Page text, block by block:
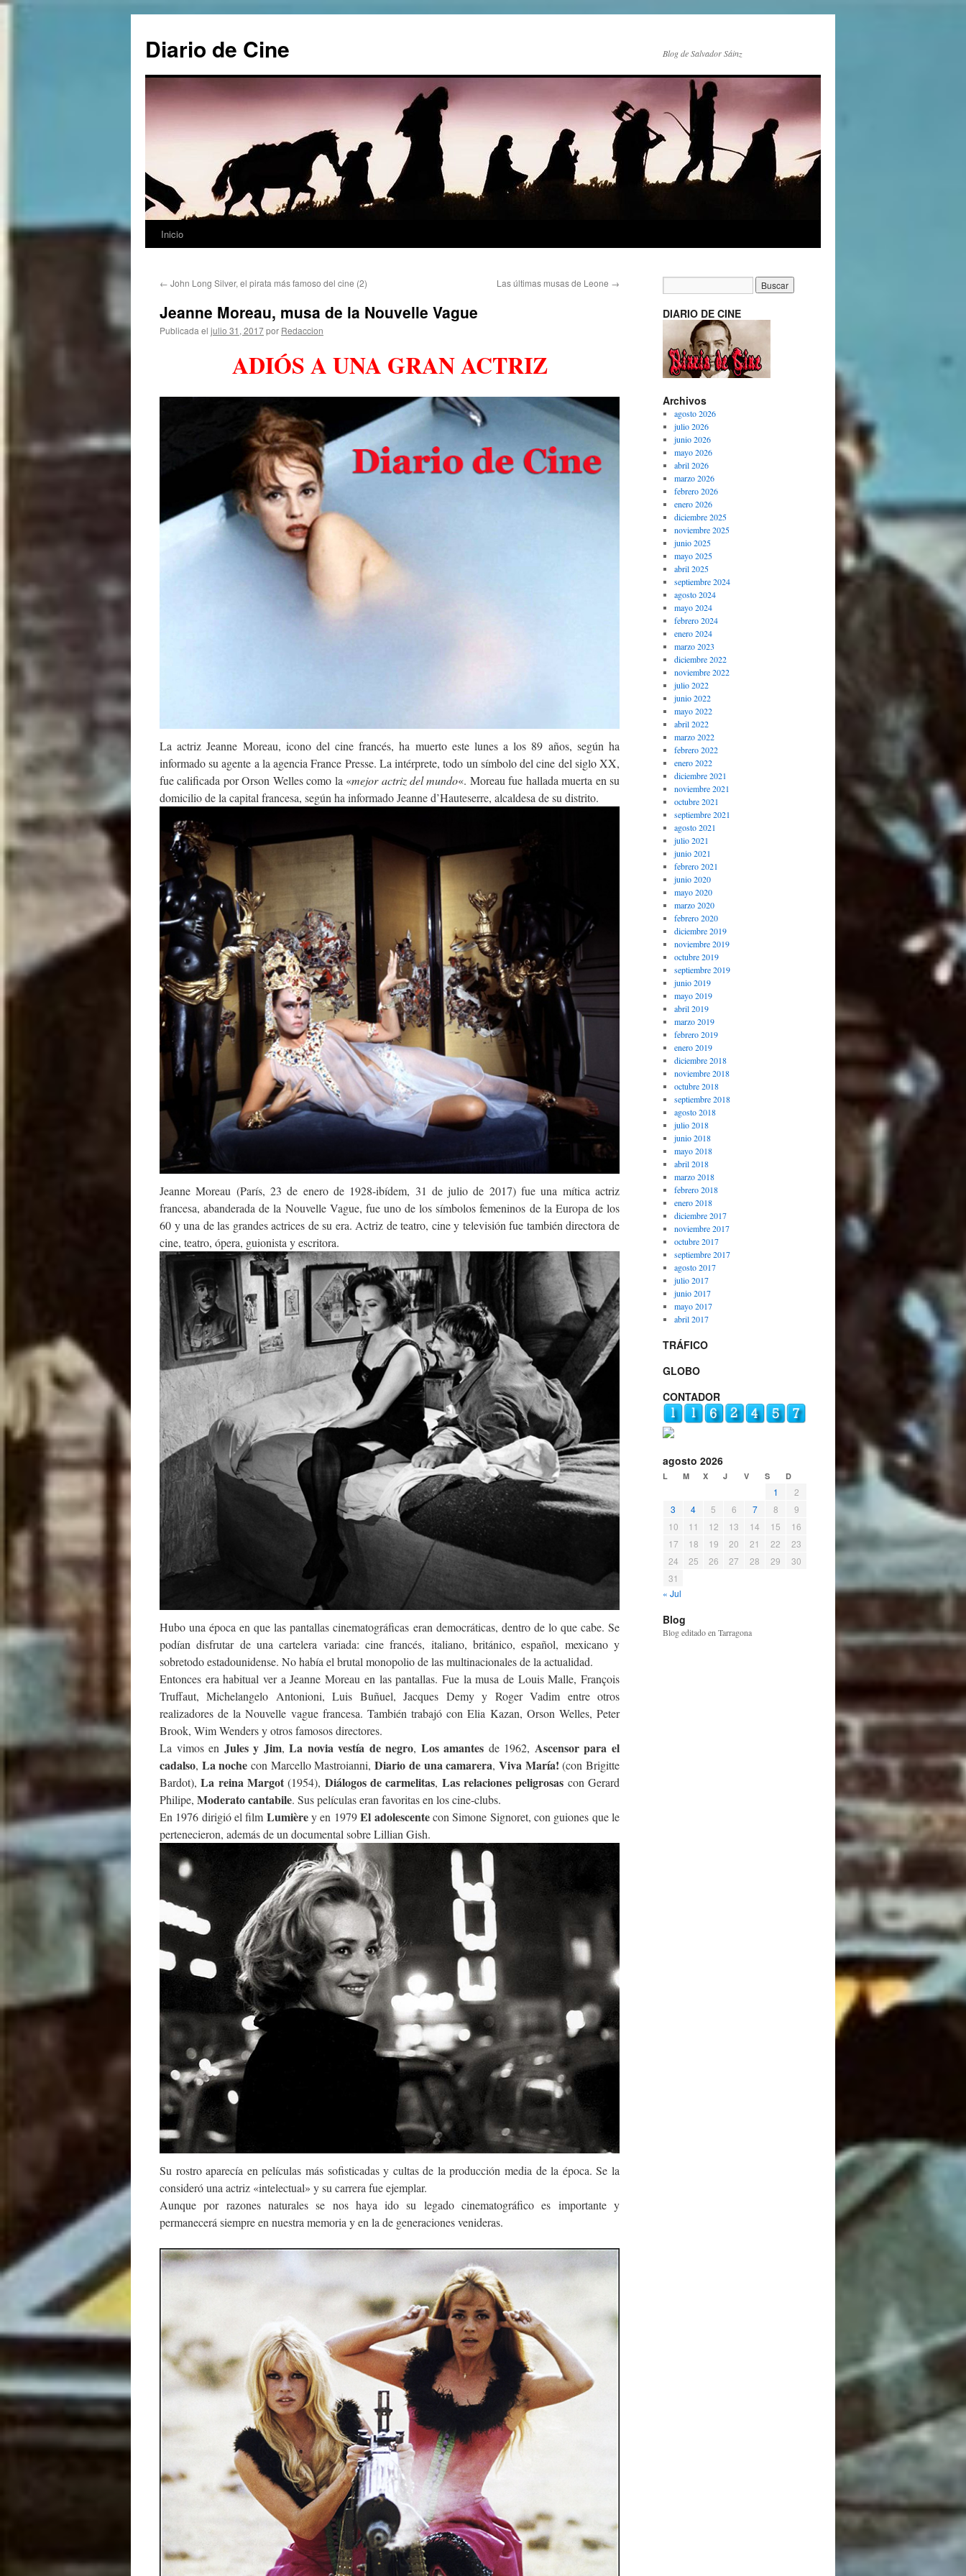
contenido
Diario de Cine Blog de Salvador Sáinz
Inicio
← John Long Silver, el pirata más famoso del cine (2) Las últimas musas de Leone →
Jeanne Moreau, musa de la Nouvelle Vague
Publicada el julio 31, 2017por Redaccion
ADIÓS A UNA GRAN ACTRIZ
La actriz Jeanne Moreau, icono del cine francés, ha muerto este lunes a los 89 años, según ha
informado su agente a la agencia France Presse. La intérprete, todo un símbolo del cine del siglo XX,
fue calificada por Orson Welles como la «mejor actriz del mundo«. Moreau fue hallada muerta en su
domicilio de la capital francesa, según ha informado Jeanne d’Hauteserre, alcaldesa de su distrito.
Jeanne Moreau (París, 23 de enero de 1928-ibídem, 31 de julio de 2017​) fue una mítica actriz
francesa, abanderada de la Nouvelle Vague, fue uno de los símbolos femeninos de la Europa de los
60 y una de las grandes actrices de su era. Actriz de teatro, cine y televisión fue también directora de
cine, teatro, ópera, guionista y escritora.
Hubo una época en que las pantallas cinematográficas eran democráticas, dentro de lo que cabe. Se
podían disfrutar de una cartelera variada: cine francés, italiano, británico, español, mexicano y
sobretodo estadounidense. No había el brutal monopolio de las multinacionales de la actualidad.
Entonces era habitual ver a Jeanne Moreau en las pantallas. Fue la musa de Louis Malle, François
Truffaut, Michelangelo Antonioni, Luis Buñuel, Jacques Demy y Roger Vadim entre otros
realizadores de la Nouvelle vague francesa. También trabajó con Elia Kazan, Orson Welles, Peter
Brook, Wim Wenders y otros famosos directores.
La vimos en Jules y Jim,La novia vestía de negro, Los amantes de 1962, Ascensor para el
cadalso, La noche con Marcello Mastroianni,Diario de una camarera, Viva María! (con Brigitte
Bardot),La reina Margot (1954), Diálogos de carmelitas, Las relaciones peligrosas con Gerard
Philipe, Moderato cantabile. Sus películas eran favoritas en los cine-clubs.
En 1976 dirigió el film Lumièrey en 1979El adolescentecon Simone Signoret, con guiones que le
pertenecieron, además de un documental sobre Lillian Gish.
Su rostro aparecía en películas más sofisticadas y cultas de la producción media de la época. Se la
consideró una actriz «intelectual» y su carrera fue ejemplar.
Aunque por razones naturales se nos haya ido su legado cinematográfico es importante y
permanecerá siempre en nuestra memoria y en la de generaciones venideras.
DIARIO DE CINE
Archivos
agosto 2026
julio 2026
junio 2026
mayo 2026
abril 2026
marzo 2026
febrero 2026
enero 2026
diciembre 2025
noviembre 2025
junio 2025
mayo 2025
abril 2025
septiembre 2024
agosto 2024
mayo 2024
febrero 2024
enero 2024
marzo 2023
diciembre 2022
noviembre 2022
julio 2022
junio 2022
mayo 2022
abril 2022
marzo 2022
febrero 2022
enero 2022
diciembre 2021
noviembre 2021
octubre 2021
septiembre 2021
agosto 2021
julio 2021
junio 2021
febrero 2021
junio 2020
mayo 2020
marzo 2020
febrero 2020
diciembre 2019
noviembre 2019
octubre 2019
septiembre 2019
junio 2019
mayo 2019
abril 2019
marzo 2019
febrero 2019
enero 2019
diciembre 2018
noviembre 2018
octubre 2018
septiembre 2018
agosto 2018
julio 2018
junio 2018
mayo 2018
abril 2018
marzo 2018
febrero 2018
enero 2018
diciembre 2017
noviembre 2017
octubre 2017
septiembre 2017
agosto 2017
julio 2017
junio 2017
mayo 2017
abril 2017
TRÁFICO
GLOBO
CONTADOR
agosto 2026
L M X J V S D
1
2
3
4 5 6 7 8
9
10
11 12 13 14 15
16
17
18 19 20 21 22
23
24
25 26 27 28 29
30
31
« Jul
Blog
Blog editado en Tarragona